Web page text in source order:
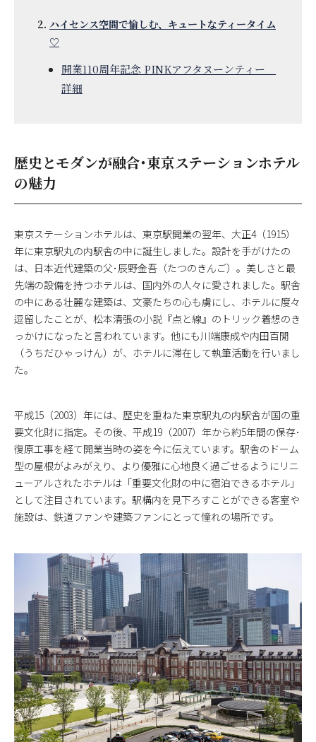
ハイセンス空間で愉しむ、キュートなティータイム
♡
開業110周年記念 PINKアフタヌーンティー
詳細
歴史とモダンが融合･東京ステーションホテル
の魅力
東京ステーションホテルは、東京駅開業の翌年、大正4（1915）
年に東京駅丸の内駅舎の中に誕生しました。設計を手がけたの
は、日本近代建築の父･辰野金吾（たつのきんご）。美しさと最
先端の設備を持つホテルは、国内外の人々に愛されました。駅舎
の中にある壮麗な建築は、文豪たちの心も虜にし、ホテルに度々
逗留したことが、松本清張の小説『点と線』のトリック着想のき
っかけになったと言われています。他にも川端康成や内田百閒
（うちだひゃっけん）が、ホテルに滞在して執筆活動を行いまし
た。
平成15（2003）年には、歴史を重ねた東京駅丸の内駅舎が国の重
要文化財に指定。その後、平成19（2007）年から約5年間の保存･
復原工事を経て開業当時の姿を今に伝えています。駅舎のドーム
型の屋根がよみがえり、より優雅に心地良く過ごせるようにリニ
ューアルされたホテルは「重要文化財の中に宿泊できるホテル」
として注目されています。駅構内を見下ろすことができる客室や
施設は、鉄道ファンや建築ファンにとって憧れの場所です。